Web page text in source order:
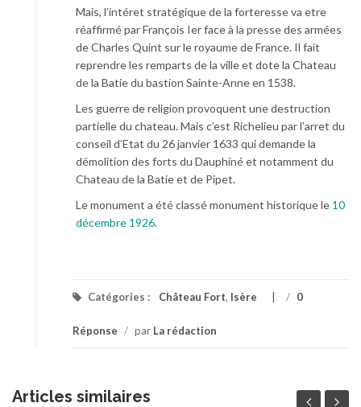
Mais, l’intéret stratégique de la forteresse va etre
réaffirmé par François Ier face à la presse des armées
de Charles Quint sur le royaume de France. Il fait
reprendre les remparts de la ville et dote la Chateau
de la Batie du bastion Sainte-Anne en 1538.
Les guerre de religion provoquent une destruction
partielle du chateau. Mais c’est Richelieu par l’arret du
conseil d’Etat du 26 janvier 1633 qui demande la
démolition des forts du Dauphiné et notamment du
Chateau de la Batie et de Pipet.
Le monument a été classé monument historique le 10
décembre 1926.
Catégories : Château Fort, Isère / 0
Réponse / par La rédaction
Articles similaires